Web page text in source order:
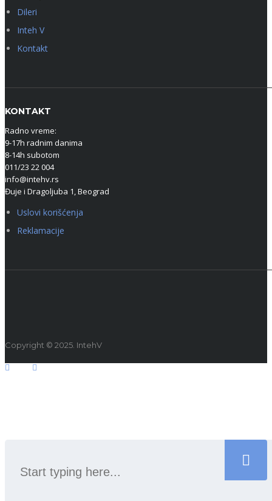
Dileri
Inteh V
Kontakt
KONTAKT
Radno vreme:
9-17h radnim danima
8-14h subotom
011/23 22 004
info@intehv.rs
Đuje i Dragoljuba 1, Beograd
Uslovi korišćenja
Reklamacije
Copyright © 2025. IntehV